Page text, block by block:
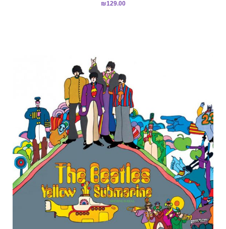
₪129.00